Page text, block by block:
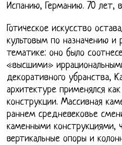
Испанию, Германию. 70 лет,
Готическое искусство
культовым по назначению и
тематике: оно было
«высшими»
декоративного убранства,
архитектуре применялся
конструкции. Массивная
раннем средневековье
каменными конструкциями,
вертикальные опоры и